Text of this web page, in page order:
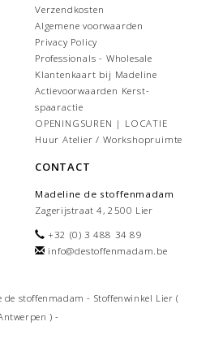
Verzendkosten
Algemene voorwaarden
Privacy Policy
Professionals - Wholesale
Klantenkaart bij Madeline
Actievoorwaarden Kerst-
spaaractie
OPENINGSUREN | LOCATIE
Huur Atelier / Workshopruimte
CONTACT
Madeline de stoffenmadam
Zagerijstraat 4, 2500 Lier
+32 (0) 3 488 34 89
info@destoffenmadam.be
stoffenmadam - Stoffenwinkel Lier (
) -